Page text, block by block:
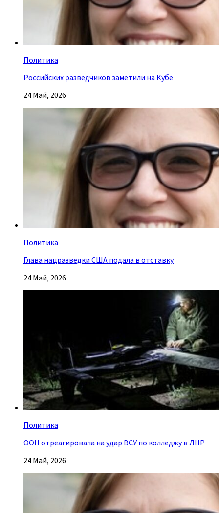
Политика
Российских разведчиков заметили на Кубе
24 Май, 2026
Политика
Глава нацразведки США подала в отставку
24 Май, 2026
Политика
ООН отреагировала на удар ВСУ по колледжу в ЛНР
24 Май, 2026